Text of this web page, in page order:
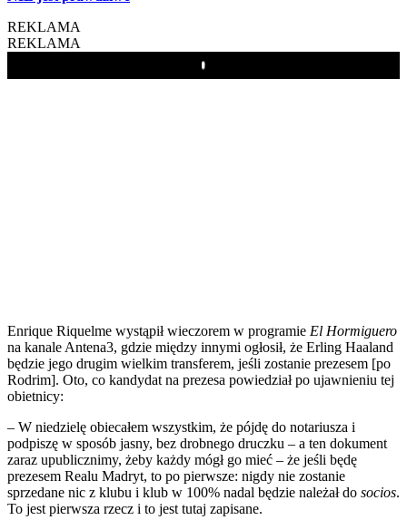
REKLAMA
REKLAMA
Play
Enrique Riquelme wystąpił wieczorem w programie El Hormiguero
na kanale Antena3, gdzie między innymi ogłosił, że Erling Haaland
będzie jego drugim wielkim transferem, jeśli zostanie prezesem [po
Rodrim]. Oto, co kandydat na prezesa powiedział po ujawnieniu tej
obietnicy:
– W niedzielę obiecałem wszystkim, że pójdę do notariusza i
podpiszę w sposób jasny, bez drobnego druczku – a ten dokument
zaraz upublicznimy, żeby każdy mógł go mieć – że jeśli będę
prezesem Realu Madryt, to po pierwsze: nigdy nie zostanie
sprzedane nic z klubu i klub w 100% nadal będzie należał do socios.
To jest pierwsza rzecz i to jest tutaj zapisane.